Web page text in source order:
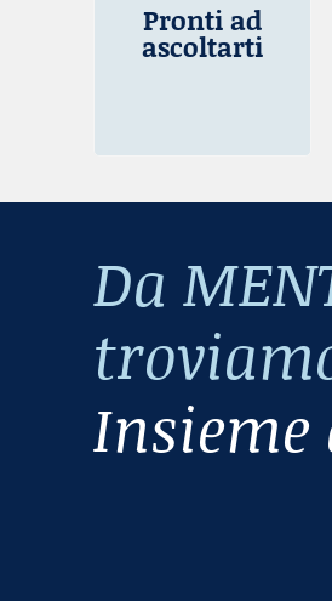
Pronti ad
ascoltarti
Da
Insieme